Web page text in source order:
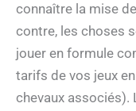
connaître la mise
contre, les choses
jouer en formule
tarifs de vos jeux
chevaux associés).